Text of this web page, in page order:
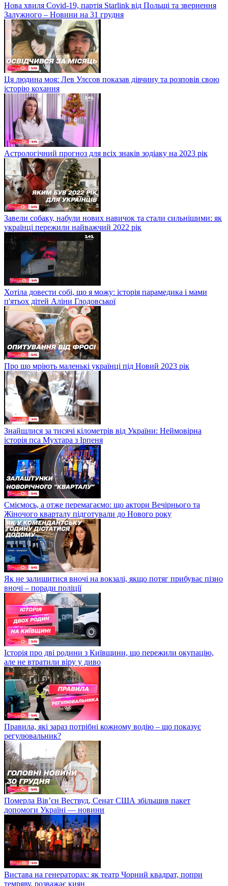
Нова хвиля Covid-19, партія Starlink від Польщі та звернення
Залужного – Новини на 31 грудня
Ця людина моя: Лев Улєсов показав дівчину та розповів свою
історію кохання
Астрологічний прогноз для всіх знаків зодіаку на 2023 рік
Завели собаку, набули нових навичок та стали сильнішими: як
українці пережили найважчий 2022 рік
Хотіла довести собі, що я можу: історія парамедика і мами
п'ятьох дітей Аліни Глодовської
Про що мріють маленькі українці під Новий 2023 рік
Знайшлися за тисячі кілометрів від України: Неймовірна
історія пса Мухтара з Ірпеня
Сміємось, а отже перемагаємо: що актори Вечірнього та
Жіночого кварталу підготували до Нового року
Як не залишитися вночі на вокзалі, якщо потяг прибуває пізно
вночі – поради поліції
Історія про дві родини з Київщини, що пережили окупацію,
але не втратили віру у диво
Правила, які зараз потрібні кожному водію – що показує
регулювальник?
Померла Вівʼєн Вествуд, Сенат США збільшив пакет
допомоги Україні — новини
Вистава на генераторах: як театр Чорний квадрат, попри
темряву, розважає киян